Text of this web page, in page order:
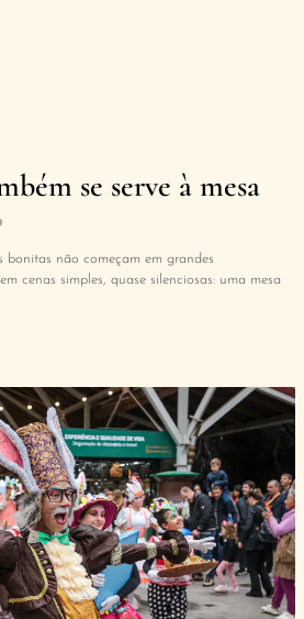
se serve à mesa
bonitas não começam em grandes
cenas simples, quase silenciosas: uma mesa